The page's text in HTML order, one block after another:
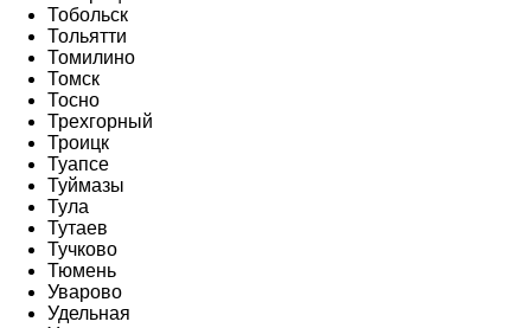
Тобольск
Тольятти
Томилино
Томск
Тосно
Трехгорный
Троицк
Туапсе
Туймазы
Тула
Тутаев
Тучково
Тюмень
Уварово
Удельная